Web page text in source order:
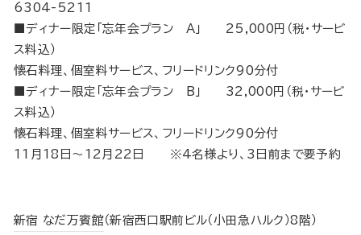
6304-5211
■ディナー限定「忘年会プラン A」 25,000円（税･サービ
ス料込）
懐石料理、個室料サービス、フリードリンク90分付
■ディナー限定「忘年会プラン B」 32,000円（税･サービ
ス料込）
懐石料理、個室料サービス、フリードリンク90分付
11月18日～12月22日 ※4名様より、3日前まで要予約
新宿 なだ万賓館（新宿西口駅前ビル（小田急ハルク）8階）